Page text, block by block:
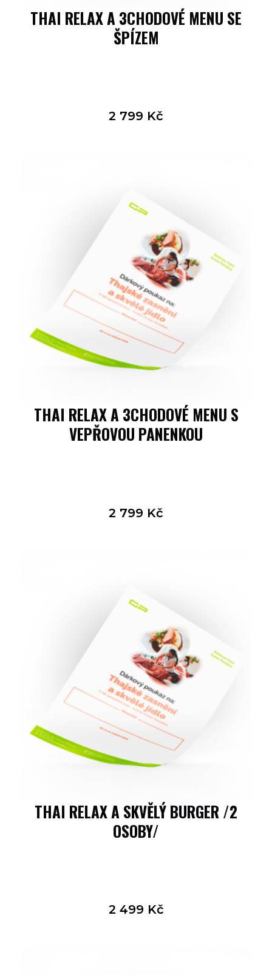
THAI RELAX A 3CHODOVÉ MENU SE
ŠPÍZEM
2 799 Kč
THAI RELAX A 3CHODOVÉ MENU S
VEPŘOVOU PANENKOU
2 799 Kč
THAI RELAX A SKVĚLÝ BURGER /2
OSOBY/
2 499 Kč